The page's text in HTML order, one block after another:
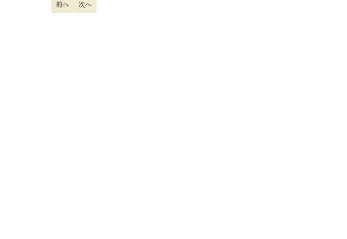
前の記事へ: ヘバーデン結節
前へ 次の記事へ: アセトン血性おう吐症
次へ